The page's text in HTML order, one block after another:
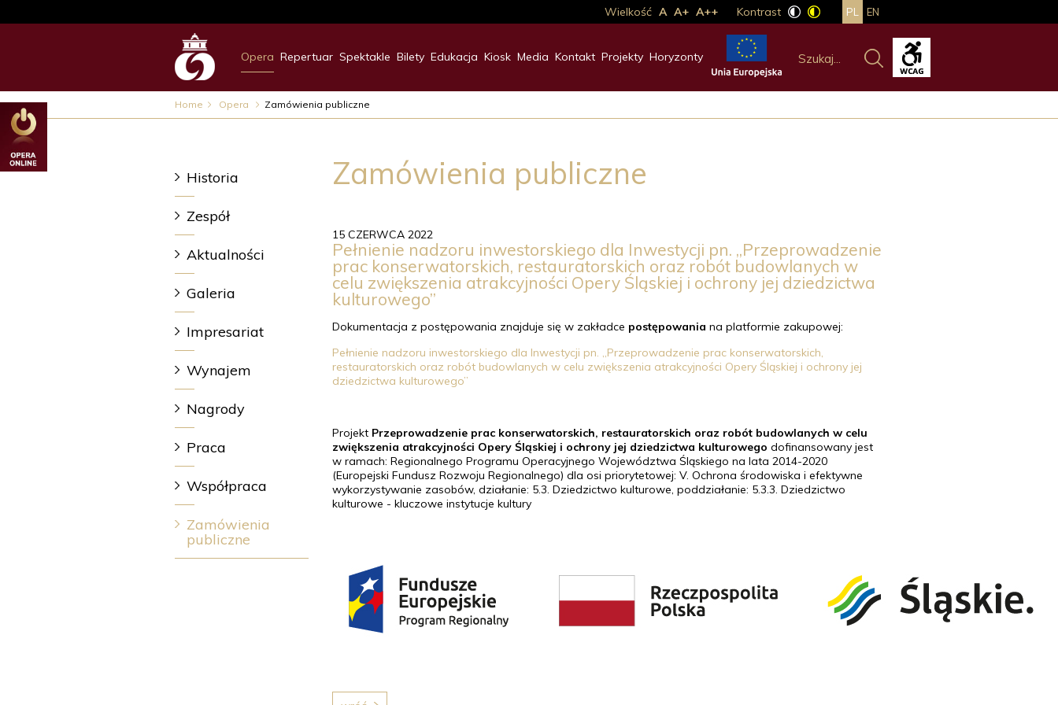
Opera Repertuar Spektakle Bilety Edukacja Kiosk Media Kontakt Projekty Horyzonty
Wielkość A A+ A++ Kontrast PL EN
Home Opera Zamówienia publiczne
Historia
Zespół
Aktualności
Galeria
Impresariat
Wynajem
Nagrody
Praca
Współpraca
Zamówienia
publiczne
Zamówienia publiczne
15 CZERWCA 2022
Pełnienie nadzoru inwestorskiego dla Inwestycji pn. „Przeprowadzenie
prac konserwatorskich, restauratorskich oraz robót budowlanych w
celu zwiększenia atrakcyjności Opery Śląskiej i ochrony jej dziedzictwa
kulturowego”
Dokumentacja z postępowania znajduje się w zakładce postępowania na platformie zakupowej:
Pełnienie nadzoru inwestorskiego dla Inwestycji pn. „Przeprowadzenie prac konserwatorskich,
restauratorskich oraz robót budowlanych w celu zwiększenia atrakcyjności Opery Śląskiej i ochrony jej
dziedzictwa kulturowego”
Projekt Przeprowadzenie prac konserwatorskich, restauratorskich oraz robót budowlanych w celu
zwiększenia atrakcyjności Opery Śląskiej i ochrony jej dziedzictwa kulturowego dofinansowany jest
w ramach: Regionalnego Programu Operacyjnego Województwa Śląskiego na lata 2014-2020
(Europejski Fundusz Rozwoju Regionalnego) dla osi priorytetowej: V. Ochrona środowiska i efektywne
wykorzystywanie zasobów, działanie: 5.3. Dziedzictwo kulturowe, poddziałanie: 5.3.3. Dziedzictwo
kulturowe - kluczowe instytucje kultury